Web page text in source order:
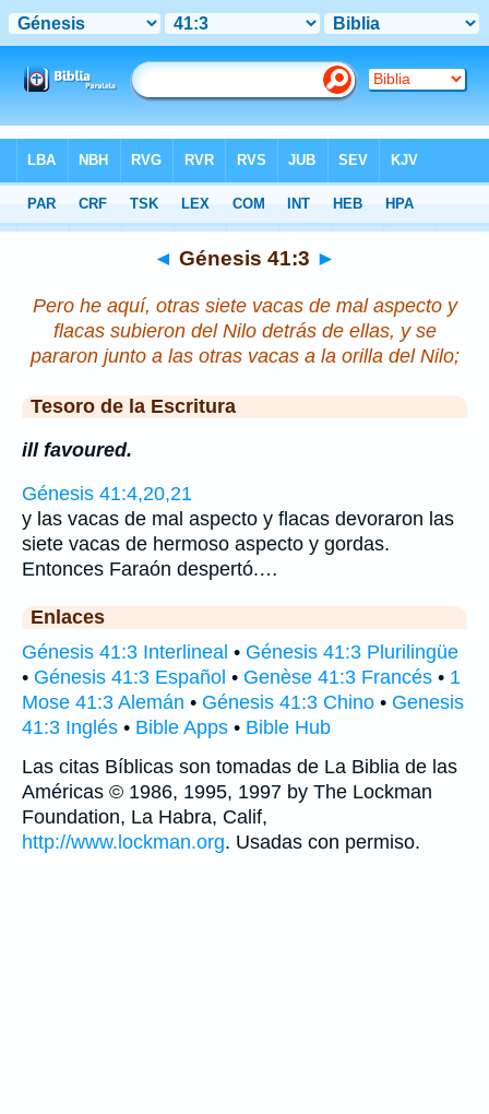
>Génesis Capítulo 41 > Verso 3
◄ Génesis 41:3 ►
Pero he aquí, otras siete vacas de mal aspecto y
flacas subieron del Nilo detrás de ellas, y se
pararon junto a las otrasvacas a la orilla del Nilo;
Tesoro de la Escritura
ill favoured.
Génesis 41:4,20,21
y las vacas de mal aspecto y flacas devoraron las
siete vacas de hermoso aspecto y gordas.
Entonces Faraón despertó.…
Enlaces
Génesis 41:3 Interlineal • Génesis 41:3 Plurilingüe
• Génesis 41:3 Español • Genèse 41:3 Francés • 1
Mose 41:3 Alemán • Génesis 41:3 Chino • Genesis
41:3 Inglés • Bible Apps • Bible Hub
Las citas Bíblicas son tomadas de La Biblia de las
Américas © 1986, 1995, 1997 by The Lockman
Foundation, La Habra, Calif,
http://www.lockman.org. Usadas con permiso.